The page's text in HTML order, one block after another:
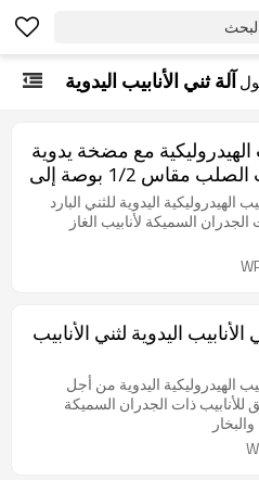
آلة ثني الأنابيب اليدوية
الهيدروليكية مع مضخة يدوية
منفصلة لأنابيب الصلب مقاس 1/2 بوصة إلى
الهيدروليكية اليدوية للثني البارد
الجدران السميكة لأنابيب الغاز
ثني الأنابيب اليدوية لثني الأنابيب
الهيدروليكية اليدوية من أجل
للأنابيب ذات الجدران السميكة